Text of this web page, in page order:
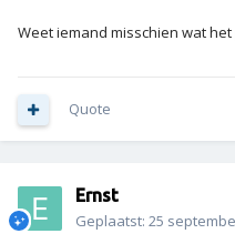
Weet iemand misschien wat
Quote
Ernst
Geplaatst: 25